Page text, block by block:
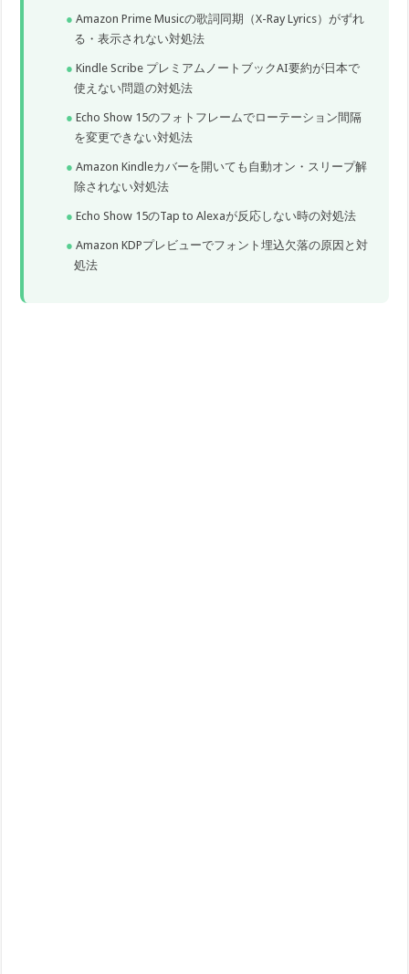
Amazon Prime Musicの歌詞同期（X-Ray Lyrics）がずれ
る・表示されない対処法
Kindle Scribe プレミアムノートブックAI要約が日本で
使えない問題の対処法
Echo Show 15のフォトフレームでローテーション間隔
を変更できない対処法
Amazon Kindleカバーを開いても自動オン・スリープ解
除されない対処法
Echo Show 15のTap to Alexaが反応しない時の対処法
Amazon KDPプレビューでフォント埋込欠落の原因と対
処法